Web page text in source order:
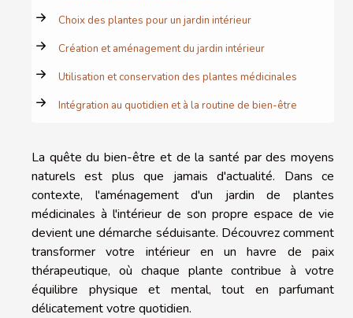
Choix des plantes pour un jardin intérieur
Création et aménagement du jardin intérieur
Utilisation et conservation des plantes médicinales
Intégration au quotidien et à la routine de bien-être
La quête du bien-être et de la santé par des moyens
naturels est plus que jamais d'actualité. Dans ce
contexte, l'aménagement d'un jardin de plantes
médicinales à l'intérieur de son propre espace de vie
devient une démarche séduisante. Découvrez comment
transformer votre intérieur en un havre de paix
thérapeutique, où chaque plante contribue à votre
équilibre physique et mental, tout en parfumant
délicatement votre quotidien.